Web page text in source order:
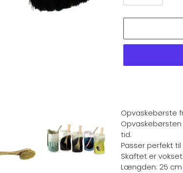
produkt
din
indkøbskurv
Opvaskebørste
tid.
Passer perfekt til
Skaftet er
Længden: 25 cm